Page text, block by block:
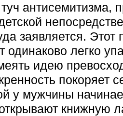
антисемитизма,
заявляется.
одинаково легко
идею
покоряет
у мужчины
книжную